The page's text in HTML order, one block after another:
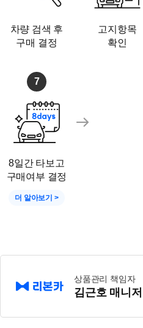
차량 검색 후
구매 결정
고지항목
확인
7
8일간 타보고
구매여부 결정
더 알아보기 >
상품관리 책임자
김근호 매니저